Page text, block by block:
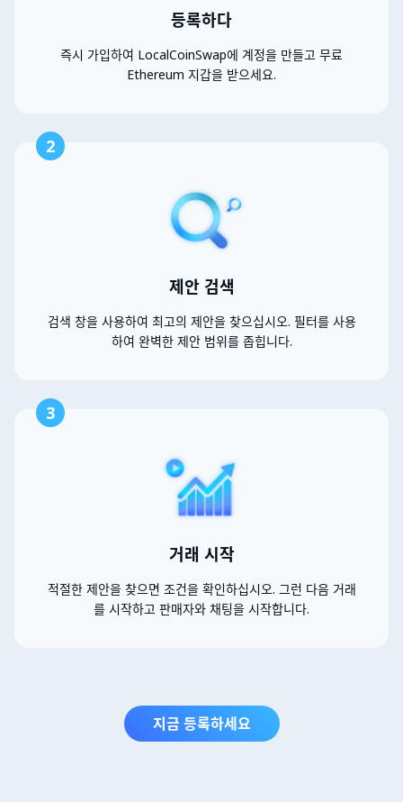
등록하다
즉시 가입하여 LocalCoinSwap에 계정을 만들고 무료
Ethereum 지갑을 받으세요.
2
제안 검색
검색 창을 사용하여 최고의 제안을 찾으십시오. 필터를 사용
하여 완벽한 제안 범위를 좁힙니다.
3
거래 시작
적절한 제안을 찾으면 조건을 확인하십시오. 그런 다음 거래
를 시작하고 판매자와 채팅을 시작합니다.
지금 등록하세요